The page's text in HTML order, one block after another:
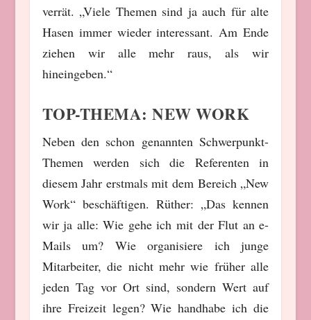
verrät. „Viele Themen sind ja auch für alte
Hasen immer wieder interessant. Am Ende
ziehen wir alle mehr raus, als wir
hineingeben.“
TOP-THEMA: NEW WORK
Neben den schon genannten Schwerpunkt-
Themen werden sich die Referenten in
diesem Jahr erstmals mit dem Bereich „New
Work“ beschäftigen. Rüther: „Das kennen
wir ja alle: Wie gehe ich mit der Flut an e-
Mails um? Wie organisiere ich junge
Mitarbeiter, die nicht mehr wie früher alle
jeden Tag vor Ort sind, sondern Wert auf
ihre Freizeit legen? Wie handhabe ich die